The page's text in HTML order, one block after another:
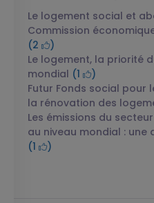
Le logement social et
Commission
(2
)
Le logement, la priorité
mondial (1
)
Futur Fonds social
la rénovation des
Les émissions du
au niveau mondial : une
(1
)